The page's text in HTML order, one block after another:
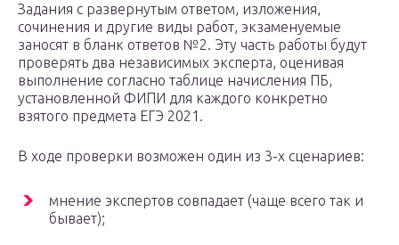
Задания с развернутым ответом, изложения,
сочинения и другие виды работ, экзаменуемые
заносят в бланк ответов №2. Эту часть работы будут
проверять два независимых эксперта, оценивая
выполнение согласно таблице начисления ПБ,
установленной ФИПИ для каждого конкретно
взятого предмета ЕГЭ 2021.
В ходе проверки возможен один из 3-х сценариев:
мнение экспертов совпадает (чаще всего так и
бывает);